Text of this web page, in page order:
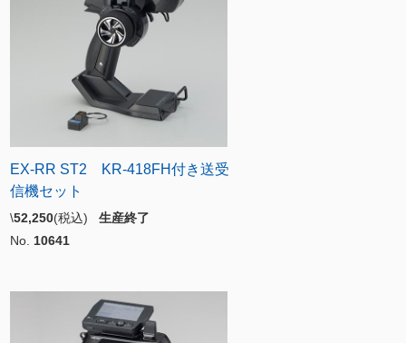
EX-RR ST2 KR-418FH付き送受
信機セット
\52,250(税込) 生産終了
No. 10641